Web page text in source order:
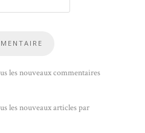
les nouveaux commentaires
les nouveaux articles par